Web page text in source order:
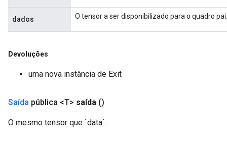
dados O tensor a ser disponibilizado para o quadro pai.
Devoluções
uma nova instância de Exit
Saída pública <T> saída ()
O mesmo tensor que `data`.